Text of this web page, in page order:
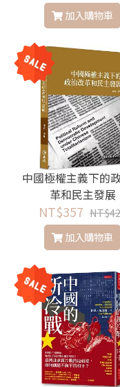
加入購物車
中國極權主義下的
革和民主發展
NT$357
加入購物車